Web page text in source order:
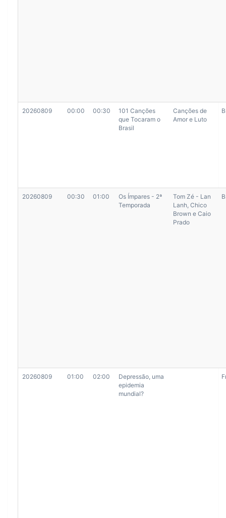
20260809 00:00 00:30
101 Canções
que Tocaram o
Brasil
Canções de
Amor e Luto
20260809 00:30 01:00
Os Ímpares - 2ª
Temporada
Tom Zé - Lan
Lanh, Chico
Brown e Caio
Prado
20260809 01:00 02:00
Depressão, uma
epidemia
mundial?